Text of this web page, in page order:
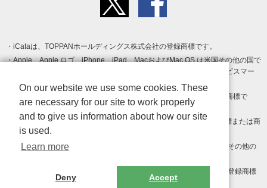
iCataは、TOPPANホールディングス株式会社の登録商標です。
Apple、Apple ロゴ、iPhone、iPad、MacおよびMac OS は米国その他の国で
登録された Apple Inc. の商標です。App Store は Apple Inc. のサービスマー
クです。
Android、Google Play および Google Play ロゴ は Google LLC の商標で
す。
Windows は Microsoft Inc.の米国およびその他の国における登録商標または商
標です。
Adobe、Adobe Reader、Adobe PDF は、Adobe Inc.の米国およびその他の
その他、記載されている会社名、商品名、ロゴは各社の商標または登録商標
On our website we use some cookies. These
are necessary for our site to work properly
and to give us information about how our site
is used.
Learn more
Deny Accept